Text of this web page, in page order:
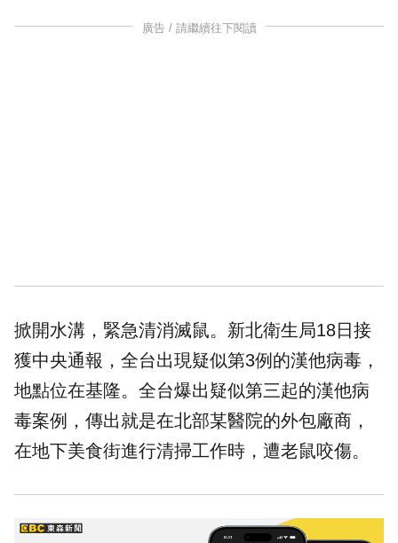
廣告 / 請繼續往下閱讀
掀開水溝，緊急清消滅鼠。新北衛生局18日接
獲中央通報，全台出現疑似第3例的漢他病毒，
地點位在基隆。全台爆出疑似第三起的漢他病
毒案例，傳出就是在北部某醫院的外包廠商，
在地下美食街進行清掃工作時，遭老鼠咬傷。